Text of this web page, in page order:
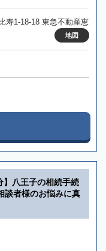
寿1-18-18 東急不動産恵
地図
】八王子の相続手続
談者様のお悩みに真